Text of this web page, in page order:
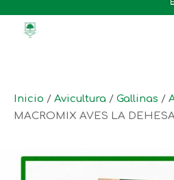
Inicio / Avicultura / Gallinas /
MACROMIX AVES LA